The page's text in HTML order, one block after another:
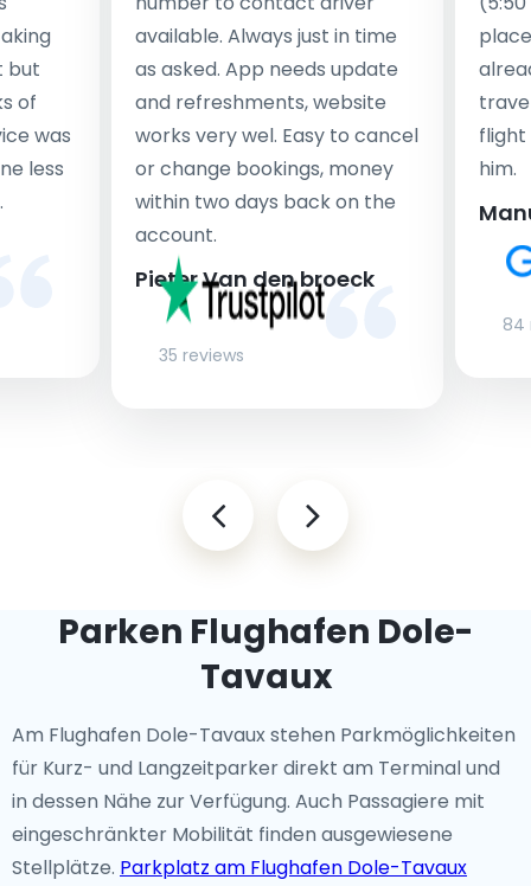
but
of
was
less
available. Always just in time
as asked. App needs update
and refreshments, website
works very wel. Easy to cancel
or change bookings, money
within two days back on the
account.
Pieter Van den broeck
35 reviews
flight
him.
84
Parken Flughafen Dole-
Tavaux
Am Flughafen Dole-Tavaux stehen Parkmöglichkeiten
für Kurz- und Langzeitparker direkt am Terminal und
in dessen Nähe zur Verfügung. Auch Passagiere mit
eingeschränkter Mobilität finden ausgewiesene
Stellplätze. Parkplatz am Flughafen Dole-Tavaux